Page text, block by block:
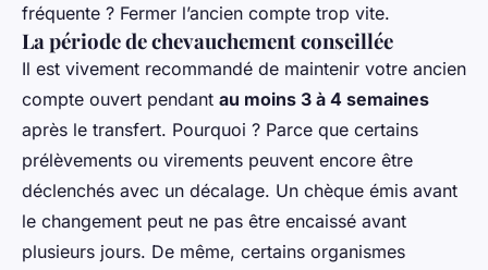
fréquente ? Fermer l’ancien compte trop vite.
La période de chevauchement conseillée
Il est vivement recommandé de maintenir votre ancien
compte ouvert pendant au moins 3 à 4 semaines
après le transfert. Pourquoi ? Parce que certains
prélèvements ou virements peuvent encore être
déclenchés avec un décalage. Un chèque émis avant
le changement peut ne pas être encaissé avant
plusieurs jours. De même, certains organismes